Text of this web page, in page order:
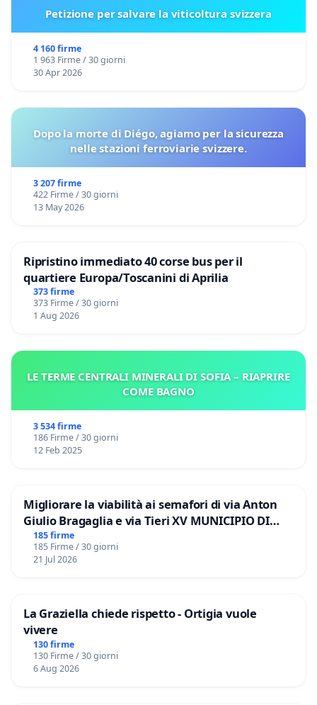
Petizione per salvare la viticoltura svizzera
4 160 firme
1 963 Firme / 30 giorni
30 Apr 2026
Dopo la morte di Diégo, agiamo per la sicurezza
nelle stazioni ferroviarie svizzere.
3 207 firme
422 Firme / 30 giorni
13 May 2026
Ripristino immediato 40 corse bus per il
quartiere Europa/Toscanini di Aprilia
373 firme
373 Firme / 30 giorni
1 Aug 2026
LE TERME CENTRALI MINERALI DI SOFIA – RIAPRIRE
COME BAGNO
3 534 firme
186 Firme / 30 giorni
12 Feb 2025
Migliorare la viabilità ai semafori di via Anton
Giulio Bragaglia e via Tieri XV MUNICIPIO DI
ROMA
185 firme
185 Firme / 30 giorni
21 Jul 2026
La Graziella chiede rispetto - Ortigia vuole
vivere
130 firme
130 Firme / 30 giorni
6 Aug 2026